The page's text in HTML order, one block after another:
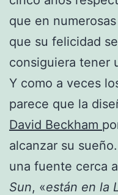
que en
que su felicidad
consiguiera tener
Y como a veces
parece que la
David Beckham
alcanzar su
una fuente cerca
Sun, «están en la